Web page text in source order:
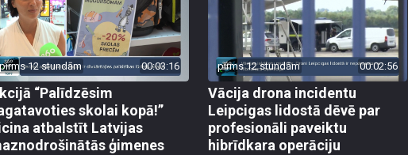
pirms 12 stundām 00:03:16
“Palīdzēsim
skolai kopā!”
atbalstīt Latvijas
ģimenes
pirms 12 stundām 00:02:56
Vācija drona incidentu
Leipcigas lidostā dēvē par
profesionāli paveiktu
hibrīdkara operāciju